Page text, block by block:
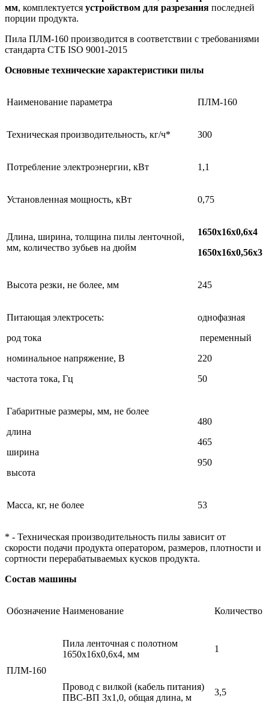
мм, комплектуется устройством для разрезания последней
порции продукта.
Пила ПЛМ-160 производится в соответствии с требованиями
стандарта СТБ ISO 9001-2015
Основные технические характеристики пилы
Наименование параметра ПЛМ-160
Техническая производительность, кг/ч* 300
Потребление электроэнергии, кВт 1,1
Установленная мощность, кВт 0,75
Длина, ширина, толщина пилы ленточной,
мм, количество зубьев на дюйм
1650х16х0,6х4
1650х16х0,56х3
Высота резки, не более, мм 245
Питающая электросеть:
род тока
номинальное напряжение, В
частота тока, Гц
однофазная
переменный
220
50
Габаритные размеры, мм, не более
длина
ширина
высота
480
465
950
Масса, кг, не более 53
* - Техническая производительность пилы зависит от
скорости подачи продукта оператором, размеров, плотности и
сортности перерабатываемых кусков продукта.
Состав машины
Обозначение Наименование Количество
ПЛМ-160
Пила ленточная с полотном
1650х16х0,6х4, мм
1
Провод с вилкой (кабель питания)
ПВС-ВП 3х1,0, общая длина, м
3,5